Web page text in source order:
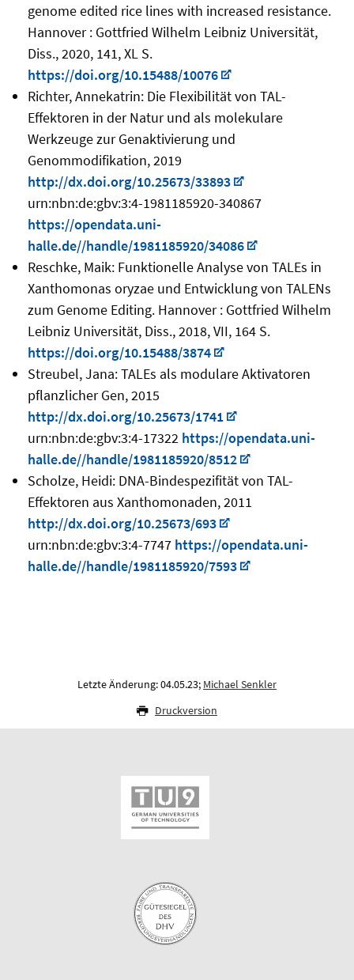
genome edited rice lines with increased resistance.
Hannover : Gottfried Wilhelm Leibniz Universität,
Diss., 2020, 141, XL S.
https://doi.org/10.15488/10076
Richter, Annekatrin: Die Flexibilität von TAL-
Effektoren in der Natur und als molekulare
Werkzeuge zur Genaktivierung und
Genommodifikation, 2019
http://dx.doi.org/10.25673/33893
urn:nbn:de:gbv:3:4-1981185920-340867
https://opendata.uni-
halle.de//handle/1981185920/34086
Reschke, Maik: Funktionelle Analyse von TALEs in
Xanthomonas oryzae und Entwicklung von TALENs
zum Genome Editing. Hannover : Gottfried Wilhelm
Leibniz Universität, Diss., 2018, VII, 164 S.
https://doi.org/10.15488/3874
Streubel, Jana: TALEs als modulare Aktivatoren
pflanzlicher Gen, 2015
http://dx.doi.org/10.25673/1741
urn:nbn:de:gbv:3:4-17322 https://opendata.uni-
halle.de//handle/1981185920/8512
Scholze, Heidi: DNA-Bindespezifität von TAL-
Effektoren aus Xanthomonaden, 2011
http://dx.doi.org/10.25673/693
urn:nbn:de:gbv:3:4-7747https://opendata.uni-
halle.de//handle/1981185920/7593
Letzte Änderung: 04.05.23; Michael Senkler
Druckversion